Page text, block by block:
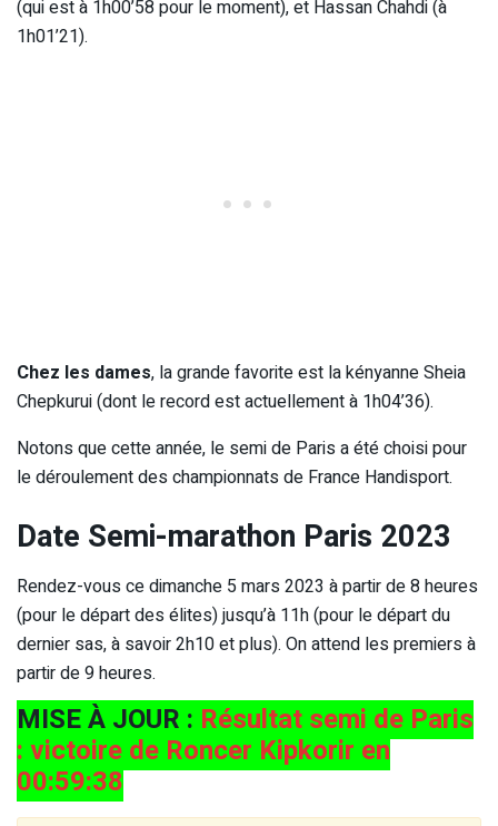
(qui est à 1h00’58 pour le moment), et Hassan Chahdi (à
1h01’21).
Chez les dames, la grande favorite est la kényanne Sheia
Chepkurui (dont le record est actuellement à 1h04’36).
Notons que cette année, le semi de Paris a été choisi pour
le déroulement des championnats de France Handisport.
Date Semi-marathon Paris 2023
Rendez-vous ce dimanche 5 mars 2023 à partir de 8 heures
(pour le départ des élites) jusqu’à 11h (pour le départ du
dernier sas, à savoir 2h10 et plus). On attend les premiers à
partir de 9 heures.
MISE À JOUR : Résultat semi de Paris
: victoire de Roncer Kipkorir en
00:59:38